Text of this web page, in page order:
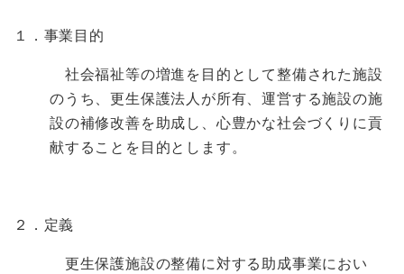
１．事業目的
社会福祉等の増進を目的として整備された施設
のうち、更生保護法人が所有、運営する施設の施
設の補修改善を助成し、心豊かな社会づくりに貢
献することを目的とします。
２．定義
更生保護施設の整備に対する助成事業におい